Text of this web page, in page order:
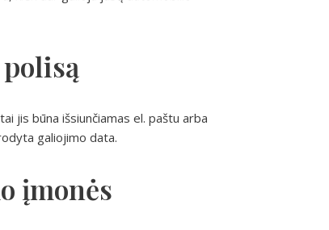
jis būna išsiunčiamas el. paštu arba
galiojimo data.
įmonės